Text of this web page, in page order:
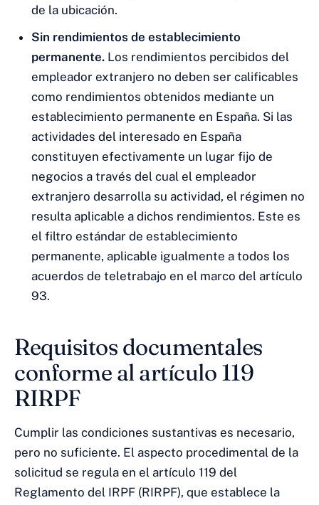
de la ubicación.
Sin rendimientos de establecimiento
permanente. Los rendimientos percibidos del
empleador extranjero no deben ser calificables
como rendimientos obtenidos mediante un
establecimiento permanente en España. Si las
actividades del interesado en España
constituyen efectivamente un lugar fijo de
negocios a través del cual el empleador
extranjero desarrolla su actividad, el régimen no
resulta aplicable a dichos rendimientos. Este es
el filtro estándar de establecimiento
permanente, aplicable igualmente a todos los
acuerdos de teletrabajo en el marco del artículo
93.
Requisitos documentales
conforme al artículo 119
RIRPF
Cumplir las condiciones sustantivas es necesario,
pero no suficiente. El aspecto procedimental de la
solicitud se regula en el artículo 119 del
Reglamento del IRPF (RIRPF), que establece la